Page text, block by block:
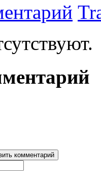
комментарий